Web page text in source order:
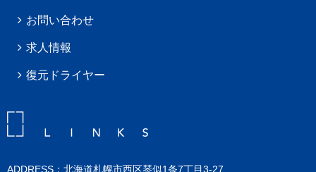
お問い合わせ
求人情報
復元ドライヤー
ADDRESS：北海道札幌市西区琴似1条7丁目3-27